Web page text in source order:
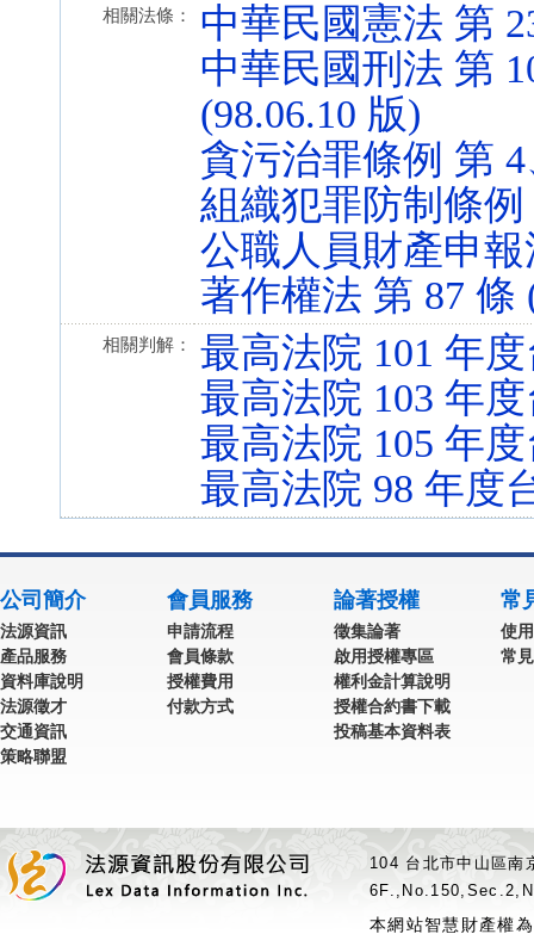
相關法條：
中華民國憲法 第
中華民國刑法 第
(98.06.10 版)
貪污治罪條例 第 4
組織犯罪防制條例
公職人員財產申報
著作權法 第 87 條
相關判解：
最高法院 101 年
最高法院 103 年
最高法院 105 年
最高法院 98 年度
公司簡介
法源資訊
產品服務
資料庫說明
法源徵才
交通資訊
策略聯盟
會員服務
申請流程
會員條款
授權費用
付款方式
論著授權
徵集論著
啟用授權專區
權利金計算說明
授權合約書下載
投稿基本資料表
常
使
常
104 台北市中山區
本網站智慧財產權